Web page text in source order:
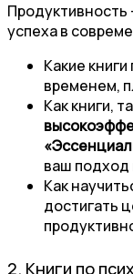
Продуктивность
успеха в
Какие
временем,
Как книги,
ваш подход
Как
достигать
2. Книги по